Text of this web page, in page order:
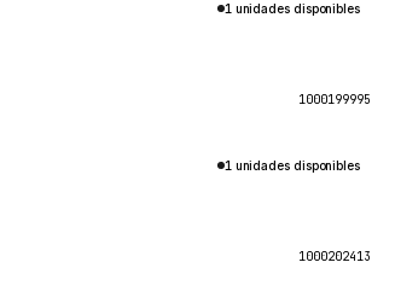
1 unidades disponibles
1000199995
1 unidades disponibles
1000202413